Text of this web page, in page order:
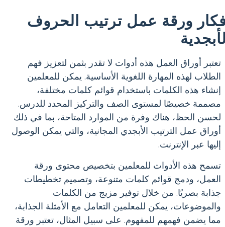
ورقة عمل ترتيب الحروف
تعتبر أوراق العمل هذه أدوات لا تقدر بثمن لتعزيز فهم
الطلاب لهذه المهارة اللغوية الأساسية. يمكن للمعلمين
إنشاء هذه الكلمات باستخدام قوائم كلمات مختلفة،
مصممة خصيصًا لمستوى الصف والتركيز المحدد للدرس.
لحسن الحظ، هناك وفرة من الموارد المتاحة، بما في ذلك
أوراق عمل الترتيب الأبجدي المجانية، والتي يمكن الوصول
إليها عبر الإنترنت.
تسمح هذه الأدوات للمعلمين بتخصيص محتوى ورقة
العمل، ودمج قوائم كلمات متنوعة، وتصميم تخطيطات
جذابة بصريًا. من خلال توفير مزيج من الكلمات
والموضوعات، يمكن للمعلمين التعامل مع الأمثلة الجذابة،
مما يضمن فهمهم للمفهوم. على سبيل المثال، تعتبر ورقة